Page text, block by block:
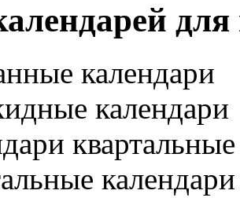
для
календари
календари